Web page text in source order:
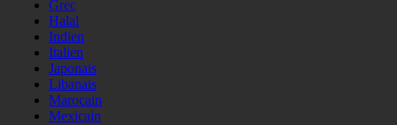
Grec
Halal
Indien
Italien
Japonais
Libanais
Marocain
Mexicain